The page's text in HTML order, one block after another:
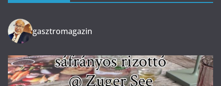
gasztromagazin